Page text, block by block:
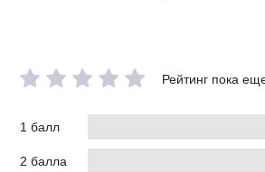
Рейтинг пока
1 балл
2 балла